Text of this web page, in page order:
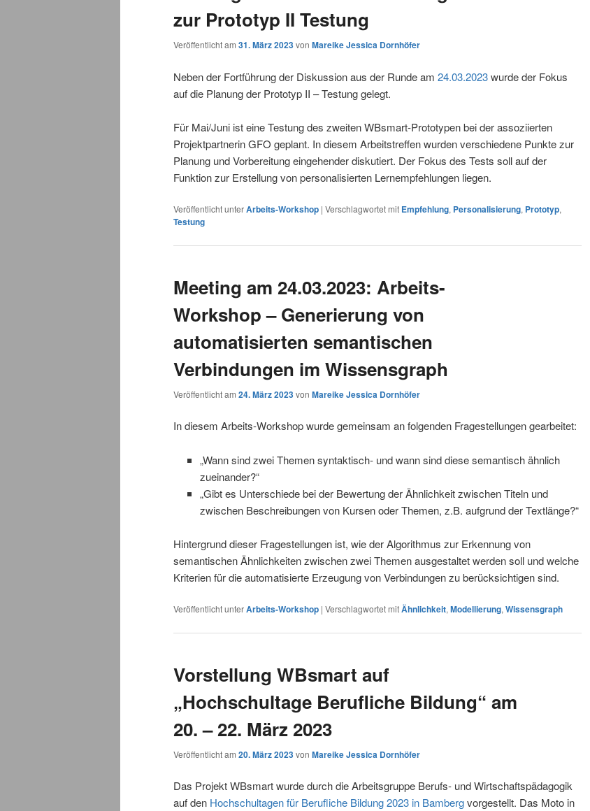
zur Prototyp II Testung
Veröffentlicht am 31. März 2023von Mareike Jessica Dornhöfer
Neben der Fortführung der Diskussion aus der Runde am 24.03.2023wurde der Fokus
auf die Planung der Prototyp II – Testung gelegt.
Für Mai/Juni ist eine Testung des zweiten WBsmart-Prototypen bei der assoziierten
Projektpartnerin GFO geplant. In diesem Arbeitstreffen wurden verschiedene Punkte zur
Planung und Vorbereitung eingehender diskutiert. Der Fokus des Tests soll auf der
Funktion zur Erstellung von personalisierten Lernempfehlungen liegen.
Veröffentlicht unterArbeits-Workshop | Verschlagwortet mit Empfehlung, Personalisierung, Prototyp,
Testung
Meeting am 24.03.2023: Arbeits-
Workshop – Generierung von
automatisierten semantischen
Verbindungen im Wissensgraph
Veröffentlicht am 24. März 2023von Mareike Jessica Dornhöfer
In diesem Arbeits-Workshop wurde gemeinsam an folgenden Fragestellungen gearbeitet:
„Wann sind zwei Themen syntaktisch- und wann sind diese semantisch ähnlich
zueinander?“
„Gibt es Unterschiede bei der Bewertung der Ähnlichkeit zwischen Titeln und
zwischen Beschreibungen von Kursen oder Themen, z.B. aufgrund der Textlänge?“
Hintergrund dieser Fragestellungen ist, wie der Algorithmus zur Erkennung von
semantischen Ähnlichkeiten zwischen zwei Themen ausgestaltet werden soll und welche
Kriterien für die automatisierte Erzeugung von Verbindungen zu berücksichtigen sind.
Veröffentlicht unterArbeits-Workshop | Verschlagwortet mitÄhnlichkeit, Modellierung, Wissensgraph
Vorstellung WBsmart auf
„Hochschultage Berufliche Bildung“ am
20. – 22. März 2023
Veröffentlicht am 20. März 2023von Mareike Jessica Dornhöfer
Das Projekt WBsmart wurde durch die Arbeitsgruppe Berufs- und Wirtschaftspädagogik
auf den Hochschultagen für Berufliche Bildung 2023 in Bambergvorgestellt. Das Moto in